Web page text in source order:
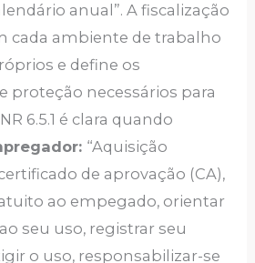
anual”. A fiscalização
cada ambiente de trabalho
e define os
proteção necessários para
6.5.1 é clara quando
“Aquisição
de aprovação (CA),
ao empegado, orientar
seu uso, registrar seu
o uso, responsabilizar-se